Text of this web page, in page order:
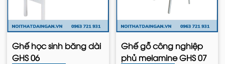
Ghế học sinh băng dài
GHS 06
Ghế gỗ công nghiệp
phủ melamine GHS 07